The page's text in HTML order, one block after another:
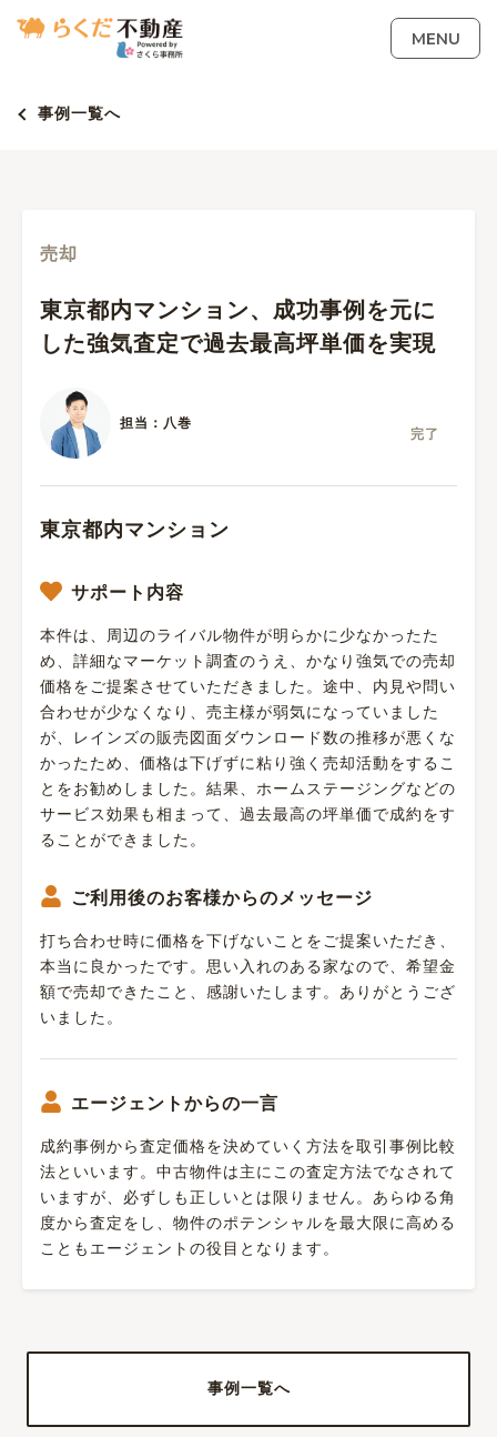
MENU
事例一覧へ
売却
東京都内マンション、成功事例を元に
した強気査定で過去最高坪単価を実現
担当：八巻
完了
東京都内マンション
サポート内容
本件は、周辺のライバル物件が明らかに少なかったた
め、詳細なマーケット調査のうえ、かなり強気での売却
価格をご提案させていただきました。途中、内見や問い
合わせが少なくなり、売主様が弱気になっていました
が、レインズの販売図面ダウンロード数の推移が悪くな
かったため、価格は下げずに粘り強く売却活動をするこ
とをお勧めしました。結果、ホームステージングなどの
サービス効果も相まって、過去最高の坪単価で成約をす
ることができました。
ご利用後のお客様からのメッセージ
打ち合わせ時に価格を下げないことをご提案いただき、
本当に良かったです。思い入れのある家なので、希望金
額で売却できたこと、感謝いたします。ありがとうござ
いました。
エージェントからの一言
成約事例から査定価格を決めていく方法を取引事例比較
法といいます。中古物件は主にこの査定方法でなされて
いますが、必ずしも正しいとは限りません。あらゆる角
度から査定をし、物件のポテンシャルを最大限に高める
こともエージェントの役目となります。
事例一覧へ